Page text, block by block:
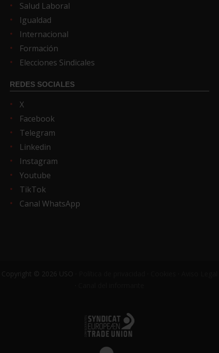
Salud Laboral
Igualdad
Internacional
Formación
Elecciones Sindicales
REDES SOCIALES
X
Facebook
Telegram
Linkedin
Instagram
Youtube
TikTok
Canal WhatsApp
Copyright © 2026 USO ·